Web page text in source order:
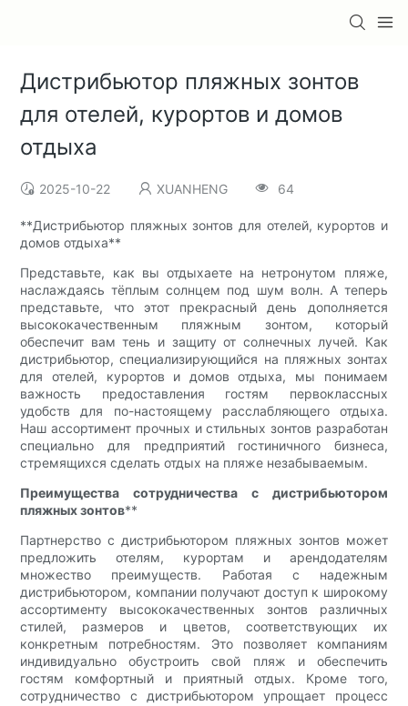
Дистрибьютор пляжных зонтов
для отелей, курортов и домов
отдыха
2025-10-22 XUANHENG 64
**Дистрибьютор пляжных зонтов для отелей, курортов и
домов отдыха**
Представьте, как вы отдыхаете на нетронутом пляже,
наслаждаясь тёплым солнцем под шум волн. А теперь
представьте, что этот прекрасный день дополняется
высококачественным пляжным зонтом, который
обеспечит вам тень и защиту от солнечных лучей. Как
дистрибьютор, специализирующийся на пляжных зонтах
для отелей, курортов и домов отдыха, мы понимаем
важность предоставления гостям первоклассных
удобств для по-настоящему расслабляющего отдыха.
Наш ассортимент прочных и стильных зонтов разработан
специально для предприятий гостиничного бизнеса,
стремящихся сделать отдых на пляже незабываемым.
Преимущества сотрудничества с дистрибьютором
пляжных зонтов**
Партнерство с дистрибьютором пляжных зонтов может
предложить отелям, курортам и арендодателям
множество преимуществ. Работая с надежным
дистрибьютором, компании получают доступ к широкому
ассортименту высококачественных зонтов различных
стилей, размеров и цветов, соответствующих их
конкретным потребностям. Это позволяет компаниям
индивидуально обустроить свой пляж и обеспечить
гостям комфортный и приятный отдых. Кроме того,
сотрудничество с дистрибьютором упрощает процесс